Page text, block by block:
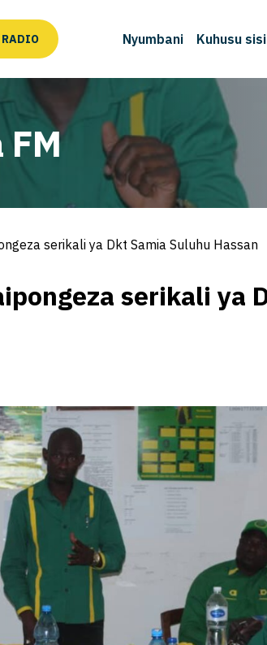
RADIO Nyumbani Kuhusu sisi
FM
serikali ya Dkt Samia Suluhu Hassan
serikali ya